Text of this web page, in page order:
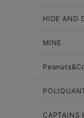
HIDE AND
MINE
CAPTAINS